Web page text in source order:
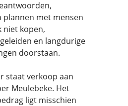
plannen met mensen
niet kopen,
en langdurige
doorstaan.
staat verkoop aan
Meulebeke. Het
ligt misschien